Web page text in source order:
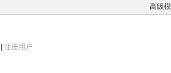
高级
注册用户